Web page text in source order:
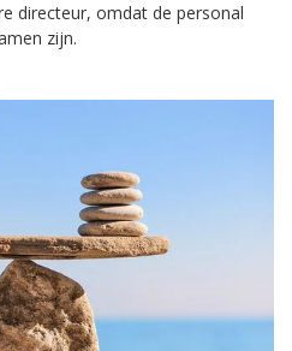
directeur, omdat de personal
zijn.